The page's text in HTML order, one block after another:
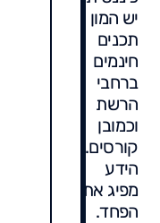
יש המון
תכנים
חינמים
ברחבי
הרשת
וכמובן
קורסים.
הידע
מפיג את
הפחד.